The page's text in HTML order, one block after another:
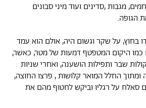
מגבות ,סדינים ועוד מיני סבונים
הגופה.
בחוץ, על שקר וגשום היה, אולם הוא עמד
כמו היקום המטפטף דמעות של מטר, כאשר,
שבר ותפילות הושענה, ואחרי שניות
החלל המואר קלושות , פרצו החוצה,
סאלח על רגליו וביקש לחטוף מהם את